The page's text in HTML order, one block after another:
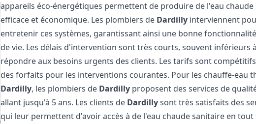
appareils éco-énergétiques permettent de produire de l'eau
efficace et économique. Les plombiers de Dardilly interviennent
entretenir ces systèmes, garantissant ainsi une bonne
de vie. Les délais d'intervention sont très courts, souvent inférieurs
répondre aux besoins urgents des clients. Les tarifs sont
des forfaits pour les interventions courantes. Pour les chauffe-eau
Dardilly, les plombiers de Dardilly proposent des services de
allant jusqu'à 5 ans. Les clients de Dardillysont très satisfaits des
qui leur permettent d'avoir accès à de l'eau chaude sanitaire en tout